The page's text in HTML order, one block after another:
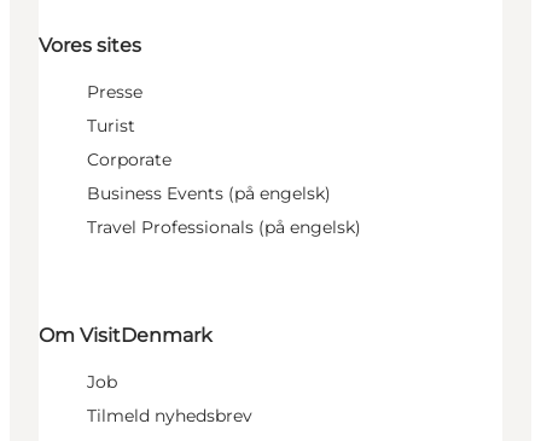
Vores sites
Presse
Turist
Corporate
Business Events (på engelsk)
Travel Professionals (på engelsk)
Om VisitDenmark
Job
Tilmeld nyhedsbrev